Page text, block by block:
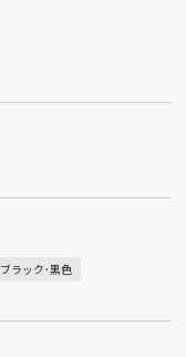
ブラック･黒色